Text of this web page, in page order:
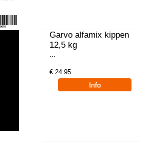
Garvo alfamix kippen
12,5 kg
€ 24.95